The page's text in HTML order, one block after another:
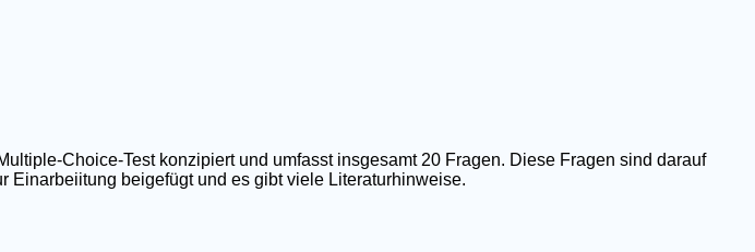
Choice-Test konzipiert und umfasst insgesamt 20 Fragen. Diese Fragen sind darauf
Einarbeiitung beigefügt und es gibt viele Literaturhinweise.